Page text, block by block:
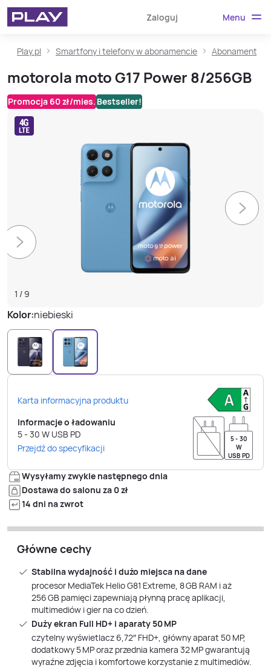
Zaloguj Menu
Play.pl Smartfony i telefony w abonamencie Abonament
motorola moto G17 Power 8/256GB
Promocja 60 zł/mies. Bestseller!
1 / 9
Kolor:niebieski
Karta informacyjna produktu
Informacje o ładowaniu
5 - 30 W USB PD
Przejdź do specyfikacji
5 - 30
W
USB PD
Wysyłamy zwykle następnego dnia
Dostawa do salonu za 0 zł
14 dni na zwrot
Główne cechy
Stabilna wydajność i dużo miejsca na dane
procesor MediaTek Helio G81 Extreme, 8 GB RAM i aż
256 GB pamięci zapewniają płynną pracę aplikacji,
multimediów i gier na co dzień.
Duży ekran Full HD+ i aparaty 50 MP
czytelny wyświetlacz 6,72″ FHD+, główny aparat 50 MP,
dodatkowy 5 MP oraz przednia kamera 32 MP gwarantują
wyraźne zdjęcia i komfortowe korzystanie z multimediów.